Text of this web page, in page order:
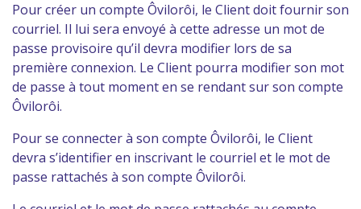
Pour créer un compte Ôvilorôi, le Client doit fournir son
courriel. Il lui sera envoyé à cette adresse un mot de
passe provisoire qu’il devra modifier lors de sa
première connexion. Le Client pourra modifier son mot
de passe à tout moment en se rendant sur son compte
Ôvilorôi.
Pour se connecter à son compte Ôvilorôi, le Client
devra s’identifier en inscrivant le courriel et le mot de
passe rattachés à son compte Ôvilorôi.